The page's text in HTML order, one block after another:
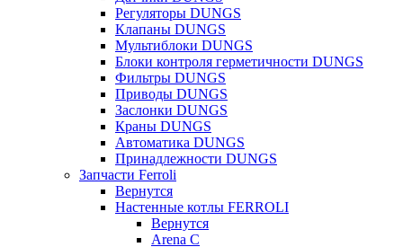
Регуляторы DUNGS
Клапаны DUNGS
Мультиблоки DUNGS
Блоки контроля герметичности DUNGS
Фильтры DUNGS
Приводы DUNGS
Заслонки DUNGS
Краны DUNGS
Автоматика DUNGS
Принадлежности DUNGS
Запчасти Ferroli
Вернутся
Настенные котлы FERROLI
Вернутся
Arena C